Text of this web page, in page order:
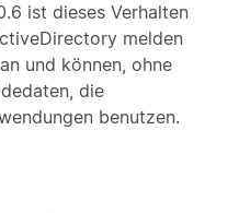
ist dieses Verhalten
melden
und können, ohne
die
benutzen.